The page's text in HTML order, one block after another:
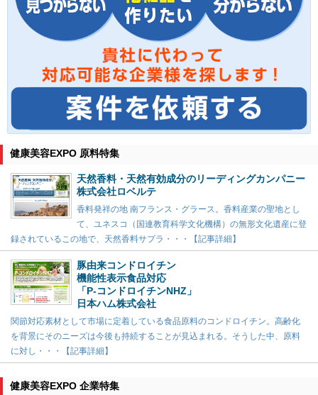
健康美容EXPO 原料特集
天然香料・天然有効成分のリーディングカンパニー
株式会社ロベルテ
香料発祥の地 南フランス・グラース。香料産業の聖地とし
て、ユネスコ（国連教育科学文化機構）の無形文化遺産に登
録されているこの地で、天然香料サプラ・・・【記事詳細】
豚由来コンドロイチン
機能性表示食品対応
「P-コンドロイチンNHZ」
日本ハム株式会社
関節対応素材として市場に定着している食品原料のコンドロイチン。高齢化
を背景にそのニーズは今後も持続することが見込まれる。そうした中、原料
に対し・・・【記事詳細】
健康美容EXPO 企業特集